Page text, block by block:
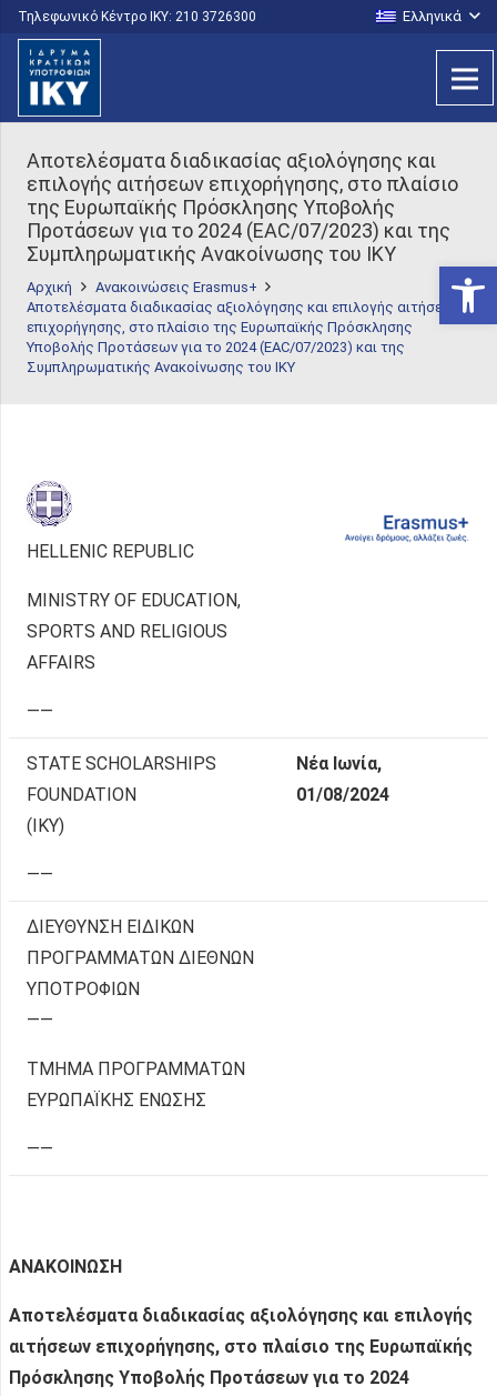
Τηλεφωνικό Κέντρο IKY: 210 3726300 Ελληνικά
Αποτελέσματα διαδικασίας αξιολόγησης και
επιλογής αιτήσεων επιχορήγησης, στο πλαίσιο
της Ευρωπαϊκής Πρόσκλησης Υποβολής
Προτάσεων για το 2024 (EAC/07/2023) και της
Συμπληρωματικής Ανακοίνωσης του ΙΚΥ
Αρχική
Ανακοινώσεις Erasmus+
Αποτελέσματα διαδικασίας αξιολόγησης και επιλογής αιτήσεων
επιχορήγησης, στο πλαίσιο της Ευρωπαϊκής Πρόσκλησης
Υποβολής Προτάσεων για το 2024 (EAC/07/2023) και της
Συμπληρωματικής Ανακοίνωσης του ΙΚΥ
HELLENIC REPUBLIC
MINISTRY OF EDUCATION,
SPORTS AND RELIGIOUS
AFFAIRS
——
STATE SCHOLARSHIPS
FOUNDATION
(ΙΚΥ)
——
Νέα Ιωνία,
01/08/2024
ΔΙΕΥΘΥΝΣΗ ΕΙΔΙΚΩΝ
ΠΡΟΓΡΑΜΜΑΤΩΝ ΔΙΕΘΝΩΝ
ΥΠΟΤΡΟΦΙΩΝ
——
ΤΜΗΜΑ ΠΡΟΓΡΑΜΜΑΤΩΝ
ΕΥΡΩΠΑΪΚΗΣ ΕΝΩΣΗΣ
——
ΑΝΑΚΟΙΝΩΣΗ
Αποτελέσματα διαδικασίας αξιολόγησης και επιλογής
αιτήσεων επιχορήγησης, στο πλαίσιο της Ευρωπαϊκής
Πρόσκλησης Υποβολής Προτάσεων για το 2024